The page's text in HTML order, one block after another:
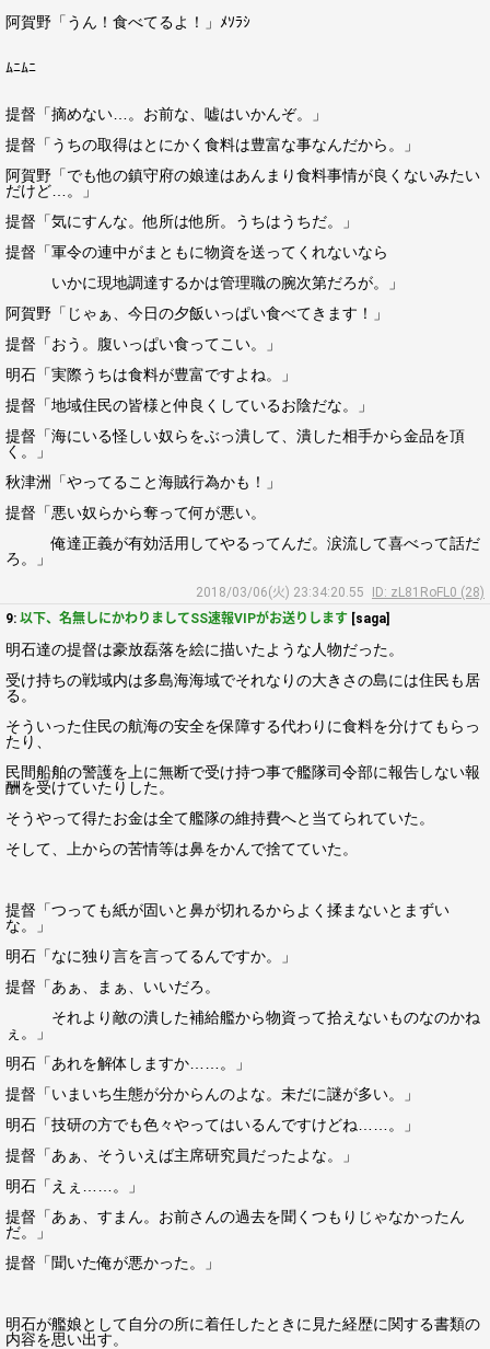
阿賀野「うん！食べてるよ！」ﾒｿﾗｼ
ﾑﾆﾑﾆ
提督「摘めない…。お前な、嘘はいかんぞ。」
提督「うちの取得はとにかく食料は豊富な事なんだから。」
阿賀野「でも他の鎮守府の娘達はあんまり食料事情が良くないみたい
だけど…。」
提督「気にすんな。他所は他所。うちはうちだ。」
提督「軍令の連中がまともに物資を送ってくれないなら
いかに現地調達するかは管理職の腕次第だろが。」
阿賀野「じゃぁ、今日の夕飯いっぱい食べてきます！」
提督「おう。腹いっぱい食ってこい。」
明石「実際うちは食料が豊富ですよね。」
提督「地域住民の皆様と仲良くしているお陰だな。」
提督「海にいる怪しい奴らをぶっ潰して、潰した相手から金品を頂
く。」
秋津洲「やってること海賊行為かも！」
提督「悪い奴らから奪って何が悪い。
俺達正義が有効活用してやるってんだ。涙流して喜べって話だ
ろ。」
2018/03/06(火) 23:34:20.55
ID: zL81RoFL0 (28)
9: 以下、名無しにかわりましてSS速報VIPがお送りします [saga]
明石達の提督は豪放磊落を絵に描いたような人物だった。
受け持ちの戦域内は多島海海域でそれなりの大きさの島には住民も居
る。
そういった住民の航海の安全を保障する代わりに食料を分けてもらっ
たり、
民間船舶の警護を上に無断で受け持つ事で艦隊司令部に報告しない報
酬を受けていたりした。
そうやって得たお金は全て艦隊の維持費へと当てられていた。
そして、上からの苦情等は鼻をかんで捨てていた。
提督「つっても紙が固いと鼻が切れるからよく揉まないとまずい
な。」
明石「なに独り言を言ってるんですか。」
提督「あぁ、まぁ、いいだろ。
それより敵の潰した補給艦から物資って拾えないものなのかね
ぇ。」
明石「あれを解体しますか……。」
提督「いまいち生態が分からんのよな。未だに謎が多い。」
明石「技研の方でも色々やってはいるんですけどね……。」
提督「あぁ、そういえば主席研究員だったよな。」
明石「えぇ……。」
提督「あぁ、すまん。お前さんの過去を聞くつもりじゃなかったん
だ。」
提督「聞いた俺が悪かった。」
明石が艦娘として自分の所に着任したときに見た経歴に関する書類の
内容を思い出す。